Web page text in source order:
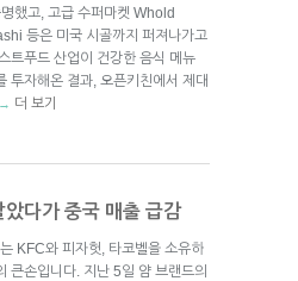
했고, 고급 수퍼마켓 Whold
등은 미국 시골까지 퍼져나가고
트푸드 산업이 건강한 음식 메뉴
투자해온 결과, 오픈키친에서 제대
→ 더 보기
았다가 중국 매출 급감
KFC와 피자헛, 타코벨을 소유하
큰손입니다. 지난 5일 얌 브랜드의